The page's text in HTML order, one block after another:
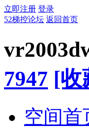
立即注册 登录
52梯控论坛 返回首页
7947 [收
空间首